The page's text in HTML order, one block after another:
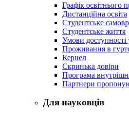
Графік освітнього
Дистанційна освіта
Студентське
Студентське життя
Умови доступності
Проживання в
Кернел
Скринька довіри
Програма
Партнери
Для науковців